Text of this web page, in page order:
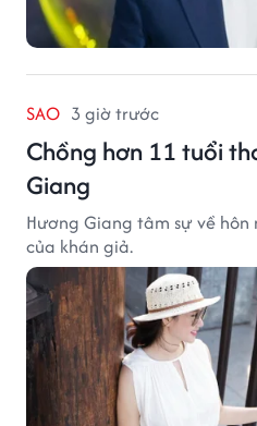
SAO 3 giờ trước
Chồng hơn 11 tuổi
Giang
Hương Giang tâm sự về
của khán giả.